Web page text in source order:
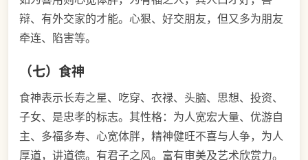
辩、有外交家的才能。心狠、好交朋友，但又多为朋友
牵连、陷害等。
（七）食神
食神表示长寿之星、吃穿、衣禄、头脑、思想、投资、
子女、是忠孝的标志。其性格：为人宽宏大量、优游自
主、多福多寿、心宽体胖，精神健旺不喜与人争，为人
厚道，讲道德。有君子之风。富有审美及艺术欣赏力。